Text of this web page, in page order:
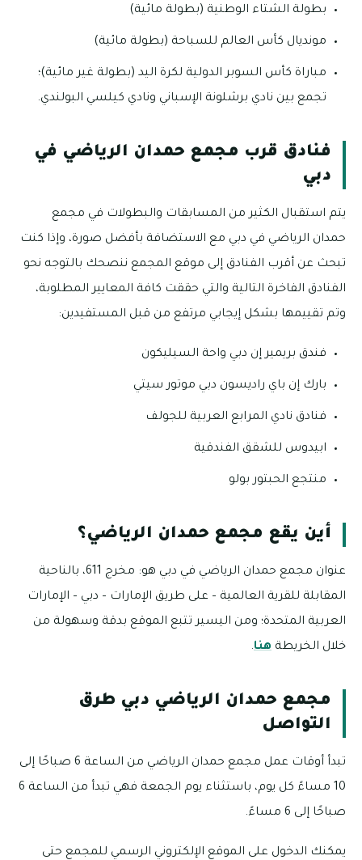
بطولة الشتاء الوطنية (بطولة مائية)
مونديال كأس العالم للسباحة (بطولة مائية)
مباراة كأس السوبر الدولية لكرة اليد (بطولة غير مائية)؛
تجمع بين نادي برشلونة الإسباني ونادي كيلسي البولندي.
فنادق قرب مجمع حمدان الرياضي في
دبي
يتم استقبال الكثير من المسابقات والبطولات في مجمع
حمدان الرياضي في دبي مع الاستضافة بأفضل صورة، وإذا كنت
تبحث عن أقرب الفنادق إلى موقع المجمع ننصحك بالتوجه نحو
الفنادق الفاخرة التالية والتي حققت كافة المعايير المطلوبة،
وتم تقييمها بشكل إيجابي مرتفع من قبل المستفيدين:
فندق بريمير إن دبي واحة السيليكون
بارك إن باي راديسون دبي موتور سيتي
فنادق نادي المرابع العربية للجولف
ابيدوس للشقق الفندقية
منتجع الحبتور بولو
أين يقع مجمع حمدان الرياضي؟
عنوان مجمع حمدان الرياضي في دبي هو: مخرج 611، بالناحية
المقابلة للقرية العالمية – على طريق الإمارات – دبي – الإمارات
العربية المتحدة؛ ومن اليسير تتبع الموقع بدقة وسهولة من
خلال الخريطة هنا.
مجمع حمدان الرياضي دبي طرق
التواصل
تبدأ أوقات عمل مجمع حمدان الرياضي من الساعة 6 صباحًا إلى
10 مساءً كل يوم، باستثناء يوم الجمعة فهي تبدأ من الساعة 6
صباحًا إلى 6 مساءً.
يمكنك الدخول على الموقع الإلكتروني الرسمي للمجمع حتى